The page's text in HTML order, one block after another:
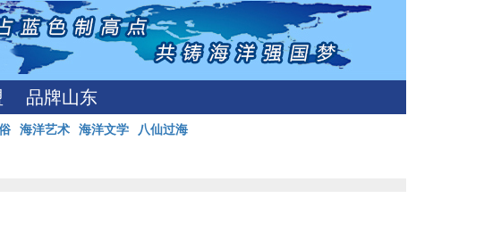
品牌山东
海洋艺术 海洋文学 八仙过海